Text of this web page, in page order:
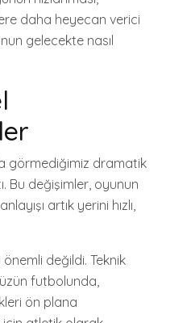
daha heyecan verici
gelecekte nasıl
görmediğimiz dramatik
Bu değişimler, oyunun
artık yerini hızlı,
değildi. Teknik
futbolunda,
ön plana